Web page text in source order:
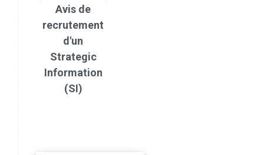
Avis de
recrutement
d'un
Strategic
Information
(SI)